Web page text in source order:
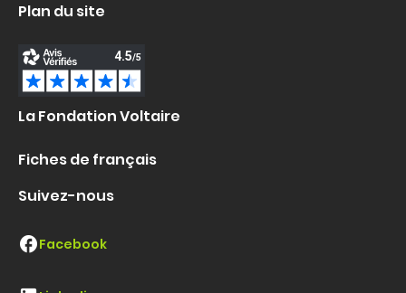
Plan du site
La Fondation Voltaire
Fiches de français
Suivez-nous
Facebook